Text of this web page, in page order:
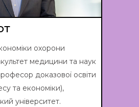
охорони
медицини та наук
доказової освіти
та економіки),
університет.